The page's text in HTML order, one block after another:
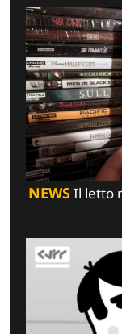
NEWSIl letto